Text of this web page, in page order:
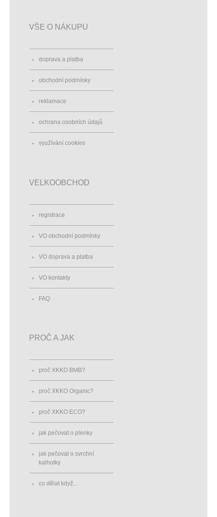
VŠE O NÁKUPU
doprava a platba
obchodní podmínky
reklamace
ochrana osobních údajů
využívání cookies
VELKOOBCHOD
registrace
VO obchodní podmínky
VO doprava a platba
VO kontakty
FAQ
PROČ A JAK
proč XKKO BMB?
proč XKKO Organic?
proč XKKO ECO?
jak pečovat o plenky
jak pečovat o svrchní
kalhotky
co dělat když...